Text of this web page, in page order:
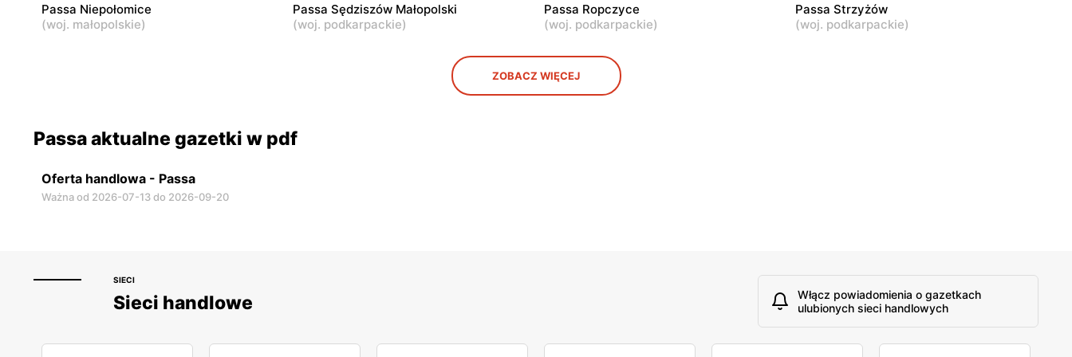
Passa Niepołomice
(woj. małopolskie)
Passa Sędziszów Małopolski
(woj. podkarpackie)
Passa Ropczyce
(woj. podkarpackie)
Passa Strzyżów
(woj. podkarpackie)
ZOBACZ WIĘCEJ
Passa aktualne gazetki w pdf
Oferta handlowa - Passa
Ważna od 2026-07-13 do 2026-09-20
SIECI
Sieci handlowe
Włącz powiadomienia o gazetkach
ulubionych sieci handlowych